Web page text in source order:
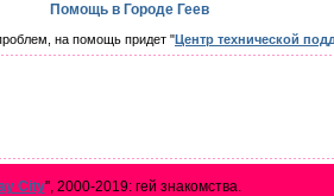
Помощь в Городе Геев
на помощь придет "Центр технической
City", 2000-2019: гей знакомства.